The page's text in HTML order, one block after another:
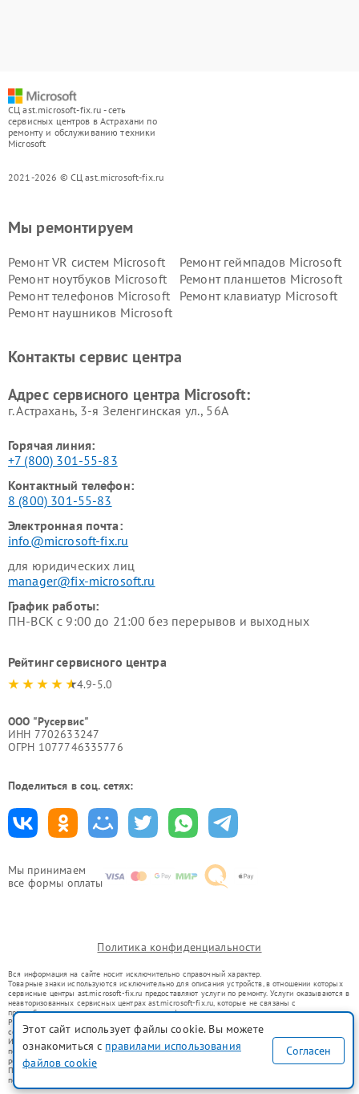
СЦ ast.microsoft-fix.ru - сеть
сервисных центров в Астрахани по
ремонту и обслуживанию техники
Microsoft
2021-2026 © СЦ ast.microsoft-fix.ru
Мы принимаем
все формы оплаты
Мы ремонтируем
Ремонт VR систем Microsoft
Ремонт геймпадов Microsoft
Ремонт ноутбуков Microsoft
Ремонт планшетов Microsoft
Ремонт телефонов Microsoft
Ремонт клавиатур Microsoft
Ремонт наушников Microsoft
Контакты сервис центра
Адрес сервисного центра Microsoft:
г. Астрахань, 3-я Зеленгинская ул., 56А
Горячая линия:
+7 (800) 301-55-83
Контактный телефон:
8 (800) 301-55-83
Электронная почта:
info@microsoft-fix.ru
для юридических лиц
manager@fix-microsoft.ru
График работы:
ПН-ВСК с 9:00 до 21:00 без перерывов и выходных
Рейтинг сервисного центра
4.9-5.0
ООО "Русервис"
ИНН 7702633247
ОГРН 1077746335776
Поделиться в соц. сетях:
Политика конфиденциальности
Вся информация на сайте носит исключительно справочный характер.
Товарные знаки используются исключительно для описания устройств, в отношении которых
сервисные центры ast.microsoft-fix.ru предоставляют услуги по ремонту. Услуги оказываются в
неавторизованных сервисных центрах ast.microsoft-fix.ru, которые не связаны с
правообладателями товарных знаков или их официальными представителями.
Ремонт осуществляется для устройств, уже введенных в гражданский оборот в соответствии
со статьей 1487 ГК РФ.
Использование товарных знаков не преследует цели индивидуализации услуг или введения
потребителей в заблуждение, а служит для информирования о предоставляемых услугах по
ремонту техники указанных брендов.
Представленная на сайте информация не является публичной офертой, определяемой
положениями Статьи 437(2) Гражданского кодекса РФ
Этот сайт использует файлы cookie. Вы можете
ознакомиться с правилами использования
файлов cookie
Согласен